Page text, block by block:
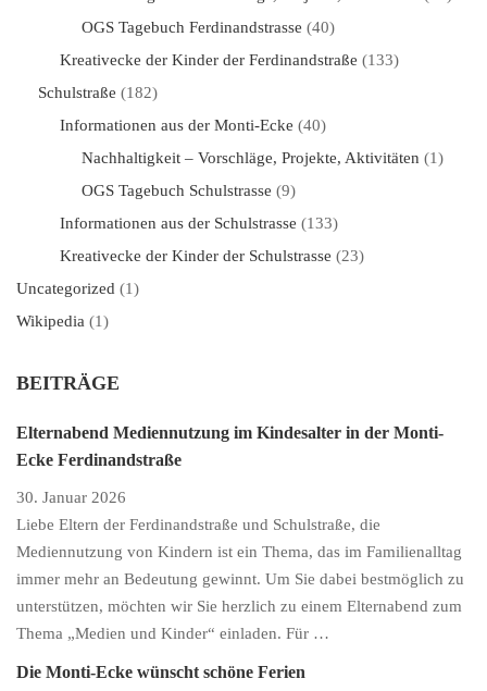
OGS Tagebuch Ferdinandstrasse (40)
Kreativecke der Kinder der Ferdinandstraße (133)
Schulstraße (182)
Informationen aus der Monti-Ecke (40)
Nachhaltigkeit – Vorschläge, Projekte, Aktivitäten (1)
OGS Tagebuch Schulstrasse (9)
Informationen aus der Schulstrasse (133)
Kreativecke der Kinder der Schulstrasse (23)
Uncategorized (1)
Wikipedia (1)
BEITRÄGE
Elternabend Mediennutzung im Kindesalter in der Monti-
Ecke Ferdinandstraße
30. Januar 2026
Liebe Eltern der Ferdinandstraße und Schulstraße, die
Mediennutzung von Kindern ist ein Thema, das im Familienalltag
immer mehr an Bedeutung gewinnt. Um Sie dabei bestmöglich zu
unterstützen, möchten wir Sie herzlich zu einem Elternabend zum
Thema „Medien und Kinder“ einladen. Für …
Die Monti-Ecke wünscht schöne Ferien